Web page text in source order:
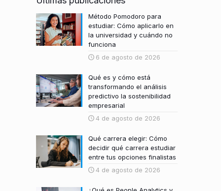
Método Pomodoro para
estudiar: Cómo aplicarlo en
la universidad y cuándo no
funciona
6 de agosto de 2026
Qué es y cómo está
transformando el análisis
predictivo la sostenibilidad
empresarial
4 de agosto de 2026
Qué carrera elegir: Cómo
decidir qué carrera estudiar
entre tus opciones finalistas
4 de agosto de 2026